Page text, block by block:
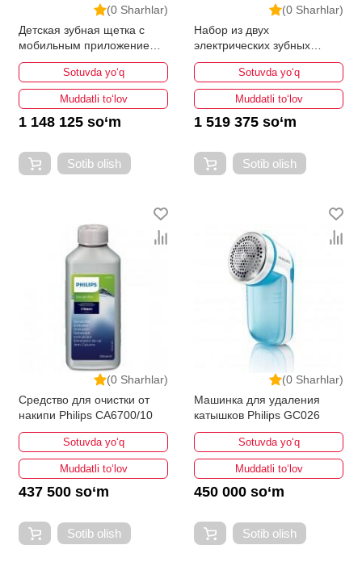
(0 Sharhlar)
Детская зубная щетка c
мобильным приложением
Philips HX6322/04
Sotuvda yo‘q
Muddatli to‘lov
1 148 125 so‘m
Sotib olish
(0 Sharhlar)
Набор из двух
электрических зубных
щеток Philips HX6232/41
Sotuvda yo‘q
Muddatli to‘lov
1 519 375 so‘m
Sotib olish
(0 Sharhlar)
Средство для очистки от
накипи Philips CA6700/10
Sotuvda yo‘q
Muddatli to‘lov
437 500 so‘m
Sotib olish
(0 Sharhlar)
Машинка для удаления
катышков Philips GC026
Sotuvda yo‘q
Muddatli to‘lov
450 000 so‘m
Sotib olish